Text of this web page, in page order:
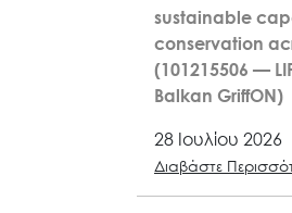
sustainable
conservation
(101215506 —
Balkan GriffON)
28 Ιουλίου 2026
Διαβάστε